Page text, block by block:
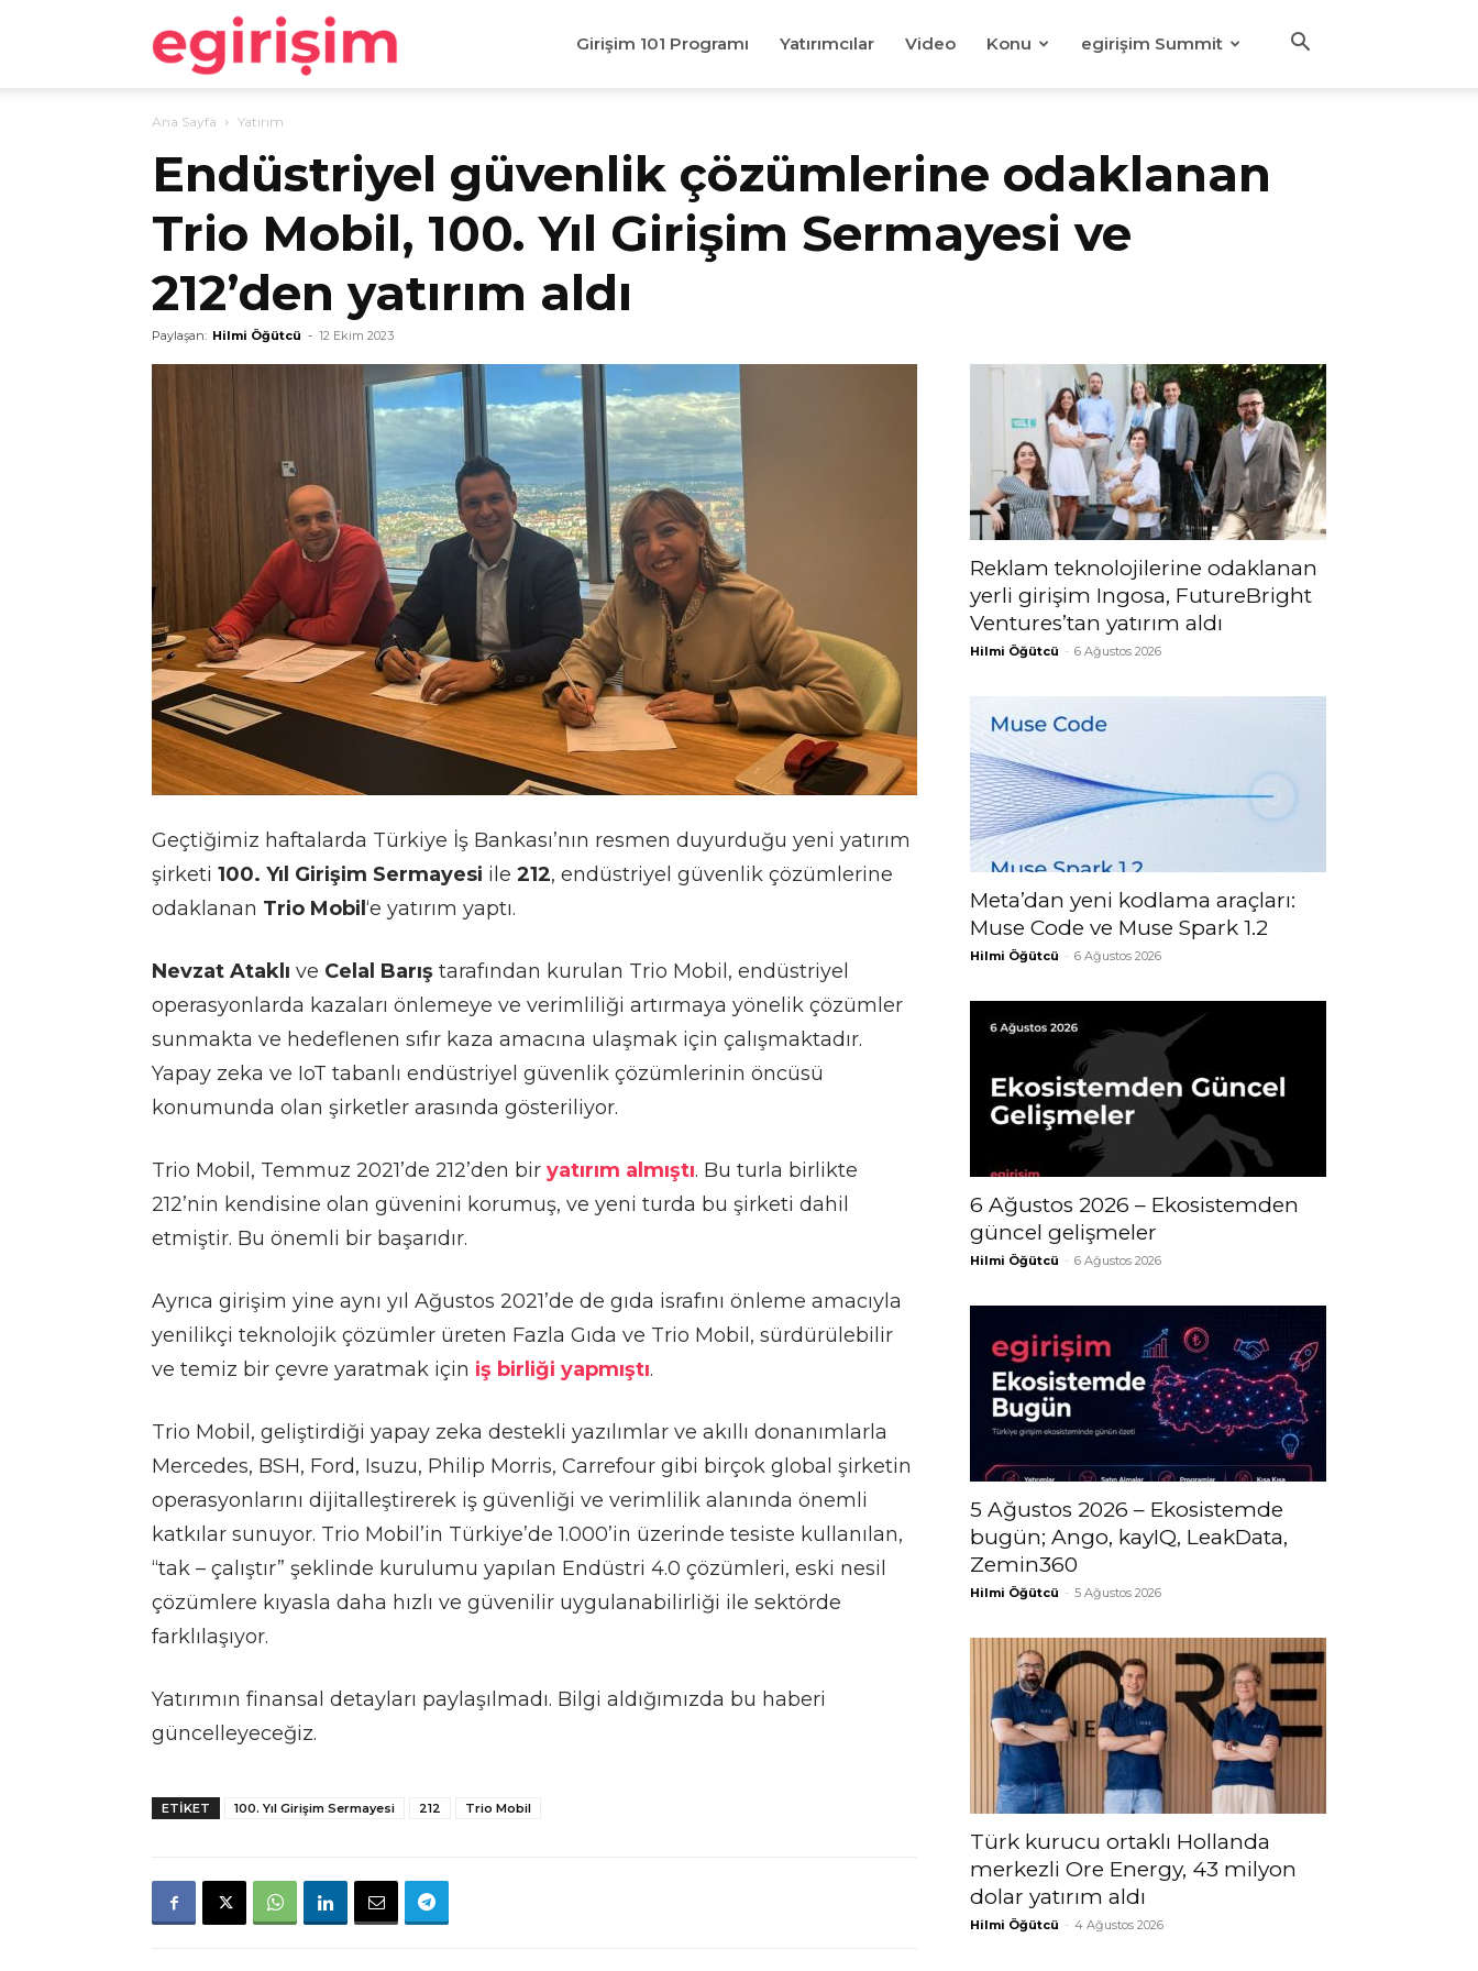
egirişim Girişim 101 Programı Yatırımcılar Video Konu egirişim Summit
Ana Sayfa Yatırım
Endüstriyel güvenlik çözümlerine odaklanan
Trio Mobil, 100. Yıl Girişim Sermayesi ve
212’den yatırım aldı
Paylaşan: Hilmi Öğütcü - 12 Ekim 2023
Geçtiğimiz haftalarda Türkiye İş Bankası’nın resmen duyurduğu yeni yatırım
şirketi 100. Yıl Girişim Sermayesi ile 212, endüstriyel güvenlik çözümlerine
odaklanan Trio Mobil ‘e yatırım yaptı.
Nevzat Ataklı ve Celal Barış tarafından kurulan Trio Mobil, endüstriyel
operasyonlarda kazaları önlemeye ve verimliliği artırmaya yönelik çözümler
sunmakta ve hedeflenen sıfır kaza amacına ulaşmak için çalışmaktadır.
Yapay zeka ve IoT tabanlı endüstriyel güvenlik çözümlerinin öncüsü
konumunda olan şirketler arasında gösteriliyor.
Trio Mobil, Temmuz 2021’de 212’den bir yatırım almıştı. Bu turla birlikte
212’nin kendisine olan güvenini korumuş, ve yeni turda bu şirketi dahil
etmiştir. Bu önemli bir başarıdır.
Ayrıca girişim yine aynı yıl Ağustos 2021’de de gıda israfını önleme amacıyla
yenilikçi teknolojik çözümler üreten Fazla Gıda ve Trio Mobil, sürdürülebilir
ve temiz bir çevre yaratmak için iş birliği yapmıştı.
Trio Mobil, geliştirdiği yapay zeka destekli yazılımlar ve akıllı donanımlarla
Mercedes, BSH, Ford, Isuzu, Philip Morris, Carrefour gibi birçok global şirketin
operasyonlarını dijitalleştirerek iş güvenliği ve verimlilik alanında önemli
katkılar sunuyor. Trio Mobil’in Türkiye’de 1.000’in üzerinde tesiste kullanılan,
“tak – çalıştır” şeklinde kurulumu yapılan Endüstri 4.0 çözümleri, eski nesil
çözümlere kıyasla daha hızlı ve güvenilir uygulanabilirliği ile sektörde
farklılaşıyor.
Yatırımın finansal detayları paylaşılmadı. Bilgi aldığımızda bu haberi
güncelleyeceğiz.
ETIKET 100. Yıl Girişim Sermayesi 212 Trio Mobil
Reklam teknolojilerine odaklanan
yerli girişim Ingosa, FutureBright
Ventures’tan yatırım aldı
Hilmi Öğütcü - 6 Ağustos 2026
Meta’dan yeni kodlama araçları:
Muse Code ve Muse Spark 1.2
Hilmi Öğütcü - 6 Ağustos 2026
6 Ağustos 2026 – Ekosistemden
güncel gelişmeler
Hilmi Öğütcü - 6 Ağustos 2026
5 Ağustos 2026 – Ekosistemde
bugün; Ango, kayIQ, LeakData,
Zemin360
Hilmi Öğütcü - 5 Ağustos 2026
Türk kurucu ortaklı Hollanda
merkezli Ore Energy, 43 milyon
dolar yatırım aldı
Hilmi Öğütcü - 4 Ağustos 2026